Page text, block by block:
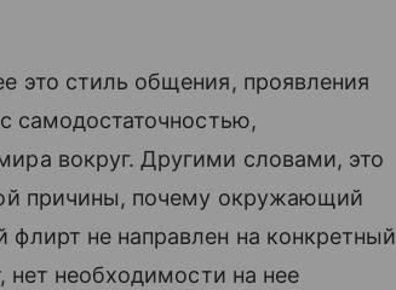
это стиль общения, проявления
самодостаточностью,
вокруг. Другими словами, это
причины, почему окружающий
не направлен на конкретный
нет необходимости на нее